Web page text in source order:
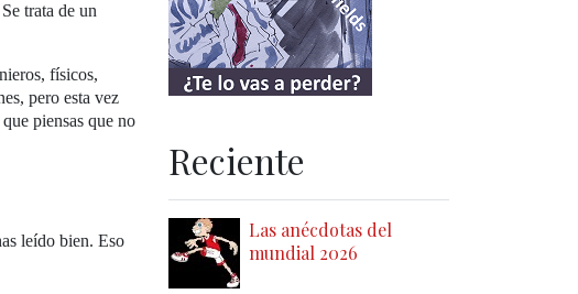
trata de un
físicos,
pero esta vez
piensas que no
leído bien. Eso
Reciente
Las anécdotas del
mundial 2026